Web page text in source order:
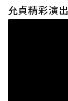
允貞精彩演出